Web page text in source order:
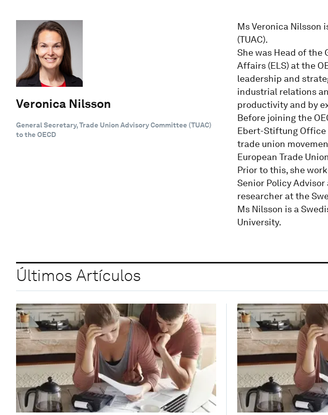
Veronica Nilsson
General Secretary, Trade Union Advisory Committee (TUAC)
to the OECD
Ms Veronica Nilsson
(TUAC).
She was Head of the
Affairs (ELS) at the
leadership and
industrial relations
productivity and by
Before joining the
Ebert-Stiftung Office
trade union
European Trade
Prior to this, she
Senior Policy Advisor
researcher at the
Ms Nilsson is a
University.
Últimos Artículos